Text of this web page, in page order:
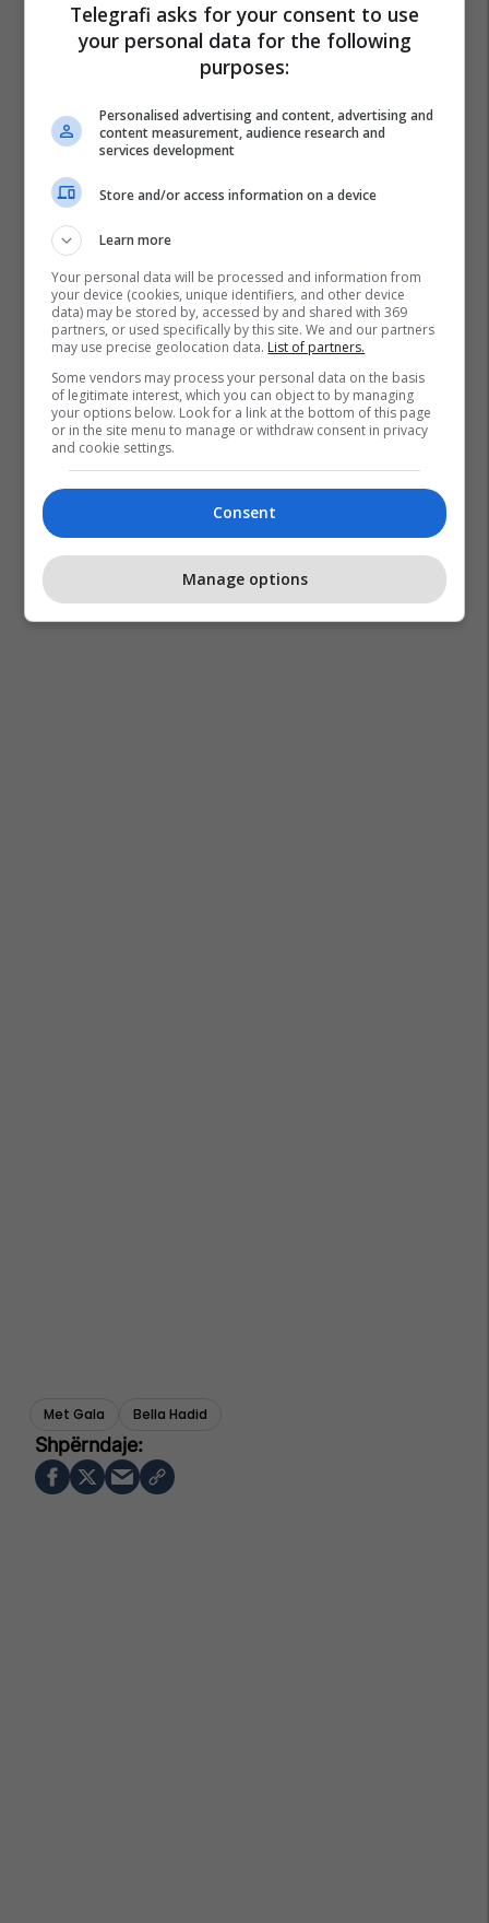
Met Gala Bella Hadid
Telegrafi asks for your consent to use
your personal data for the following
purposes:
Personalised advertising and content, advertising and
content measurement, audience research and
services development
Store and/or access information on a device
Learn more
Your personal data will be processed and information from
your device (cookies, unique identifiers, and other device
data) may be stored by, accessed by and shared with 369
partners, or used specifically by this site. We and our partners
may use precise geolocation data. List of partners.
Some vendors may process your personal data on the basis
of legitimate interest, which you can object to by managing
your options below. Look for a link at the bottom of this page
or in the site menu to manage or withdraw consent in privacy
and cookie settings.
Consent
Manage options